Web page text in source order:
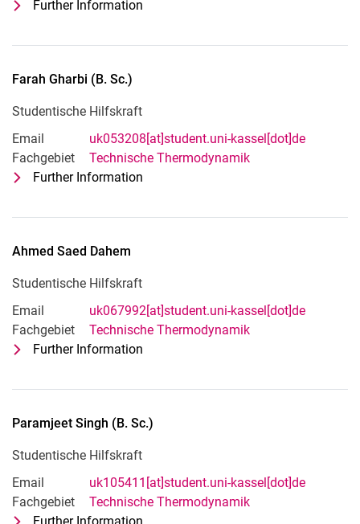
Further Information
Farah Gharbi (B. Sc.)
Studentische Hilfskraft
Email
uk053208[at]student.uni-kassel[dot]de
Fachgebiet
Technische Thermodynamik
Further Information
Ahmed Saed Dahem
Studentische Hilfskraft
Email
uk067992[at]student.uni-kassel[dot]de
Fachgebiet
Technische Thermodynamik
Further Information
Paramjeet Singh (B. Sc.)
Studentische Hilfskraft
Email
uk105411[at]student.uni-kassel[dot]de
Fachgebiet
Technische Thermodynamik